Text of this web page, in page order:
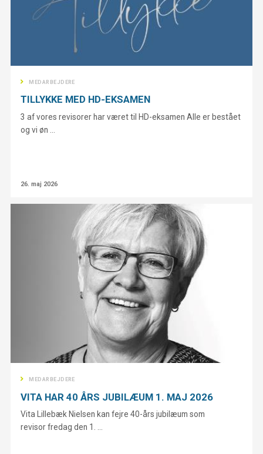
MEDARBEJDERE
TILLYKKE MED HD-EKSAMEN
3 af vores revisorer har været til HD-eksamen Alle er bestået
og vi øn ...
26. maj 2026
MEDARBEJDERE
VITA HAR 40 ÅRS JUBILÆUM 1. MAJ 2026
Vita Lillebæk Nielsen kan fejre 40-års jubilæum som
revisor fredag den 1. ...